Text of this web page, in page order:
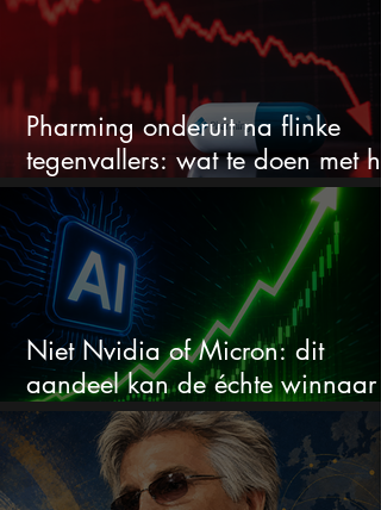
Pharming onderuit na flinke
tegenvallers: wat te doen met
aandeel?
Niet Nvidia of Micron: dit
aandeel kan de échte winnaar
van de AI-race worden